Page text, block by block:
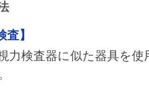
査】
力検査器に似た器具を